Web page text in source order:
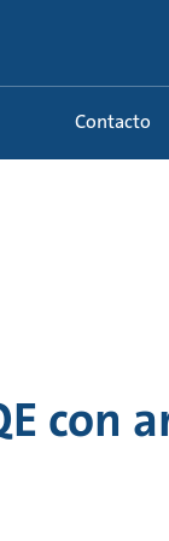
Contacto
con